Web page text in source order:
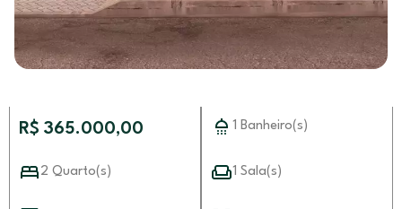
R$ 365.000,00 1 Banheiro(s)
2 Quarto(s) 1 Sala(s)